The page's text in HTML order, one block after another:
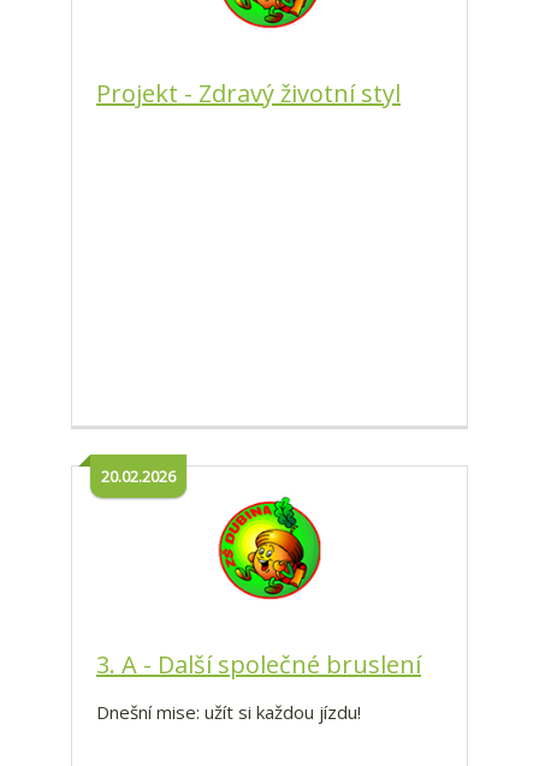
Projekt - Zdravý životní styl
3. A - Další společné bruslení
20.02.2026
Dnešní mise: užít si každou jízdu!